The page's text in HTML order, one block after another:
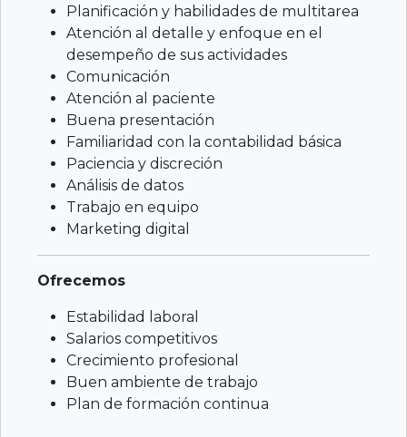
Planificación y habilidades de multitarea
Atención al detalle y enfoque en el
desempeño de sus actividades
Comunicación
Atención al paciente
Buena presentación
Familiaridad con la contabilidad básica
Paciencia y discreción
Análisis de datos
Trabajo en equipo
Marketing digital
Ofrecemos
Estabilidad laboral
Salarios competitivos
Crecimiento profesional
Buen ambiente de trabajo
Plan de formación continua